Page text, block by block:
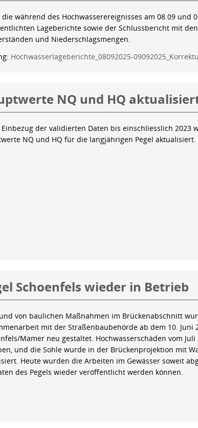
während des Hochwasserereignisses am 08.09 und
Lageberichte sowie der Schlussbericht mit
und Niederschlagsmengen.
Hochwasserlageberichte_08092025-
NQ und HQ
der validierten Daten bis einschliesslich 2023
NQ und HQ für die langjährigen Pegel aktualisiert.
Schoenfels wieder in Betrieb
von baulichen Maßnahmen im Brückenabschnitt
mit der Straßenbaubehörde ab dem 10. Juni
Mamer neu gestaltet. Hochwasserschäden vom
und die Sohle wurde in der Brückenprojektion mit
Heute wurden die Arbeiten im Gewässer soweit
des Pegels wieder veröffentlicht werden können.